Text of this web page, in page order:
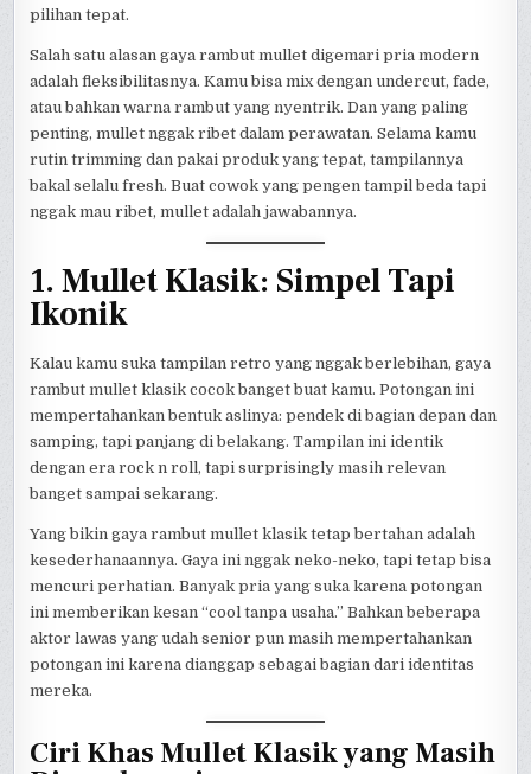
pilihan tepat.
Salah satu alasan gaya rambut mullet digemari pria modern
adalah fleksibilitasnya. Kamu bisa mix dengan undercut, fade,
atau bahkan warna rambut yang nyentrik. Dan yang paling
penting, mullet nggak ribet dalam perawatan. Selama kamu
rutin trimming dan pakai produk yang tepat, tampilannya
bakal selalu fresh. Buat cowok yang pengen tampil beda tapi
nggak mau ribet, mullet adalah jawabannya.
1. Mullet Klasik: Simpel Tapi
Ikonik
Kalau kamu suka tampilan retro yang nggak berlebihan, gaya
rambut mullet klasik cocok banget buat kamu. Potongan ini
mempertahankan bentuk aslinya: pendek di bagian depan dan
samping, tapi panjang di belakang. Tampilan ini identik
dengan era rock n roll, tapi surprisingly masih relevan
banget sampai sekarang.
Yang bikin gaya rambut mullet klasik tetap bertahan adalah
kesederhanaannya. Gaya ini nggak neko-neko, tapi tetap bisa
mencuri perhatian. Banyak pria yang suka karena potongan
ini memberikan kesan “cool tanpa usaha.” Bahkan beberapa
aktor lawas yang udah senior pun masih mempertahankan
potongan ini karena dianggap sebagai bagian dari identitas
mereka.
Ciri Khas Mullet Klasik yang Masih